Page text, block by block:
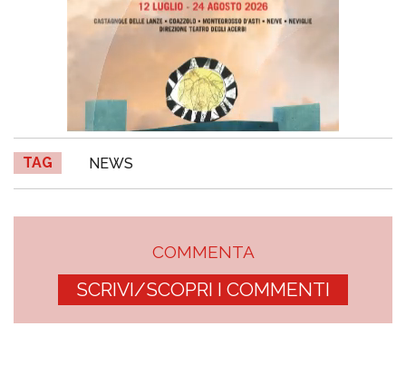
TAG NEWS
COMMENTA
SCRIVI/SCOPRI I COMMENTI